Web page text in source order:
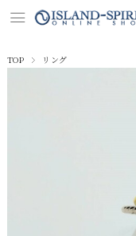
TOP リング